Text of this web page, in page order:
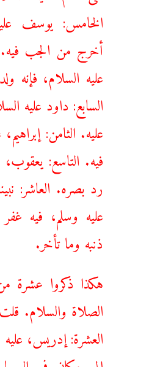
الخامس: يوسف
أخرج من الجب
عليه السلام، فإنه
السابع: داود عليه
عليه. الثامن:
فيه. التاسع:
رد بصره. العاشر:
عليه وسلم، فيه
ذنبه وما تأخر.
هكذا ذكروا عشرة
الصلاة والسلام.
العشرة: إدريس،